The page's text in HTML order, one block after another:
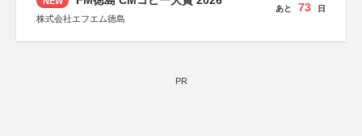
株式会社エフエム徳島
あと 73 日
PR